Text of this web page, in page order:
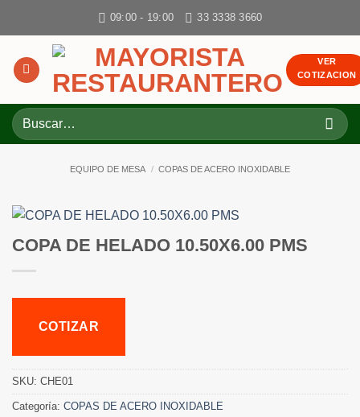
09:00 - 19:00 33 3338 3660
VER
COTIZACION
Buscar
por:
EQUIPO DE MESA / COPAS DE ACERO INOXIDABLE
COPA DE HELADO 10.50X6.00 PMS
COTIZAR
SKU: CHE01
Categoría: COPAS DE ACERO INOXIDABLE